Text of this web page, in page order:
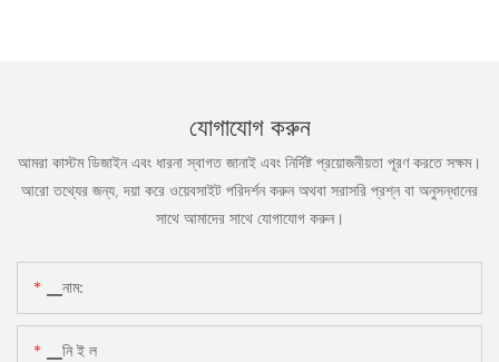
যোগাযোগ করুন
আমরা কাস্টম ডিজাইন এবং ধারনা স্বাগত জানাই এবং নির্দিষ্ট প্রয়োজনীয়তা পূরণ করতে সক্ষম।
আরো তথ্যের জন্য, দয়া করে ওয়েবসাইট পরিদর্শন করুন অথবা সরাসরি প্রশ্ন বা অনুসন্ধানের
সাথে আমাদের সাথে যোগাযোগ করুন।
▁নাম:
▁নি ই ল